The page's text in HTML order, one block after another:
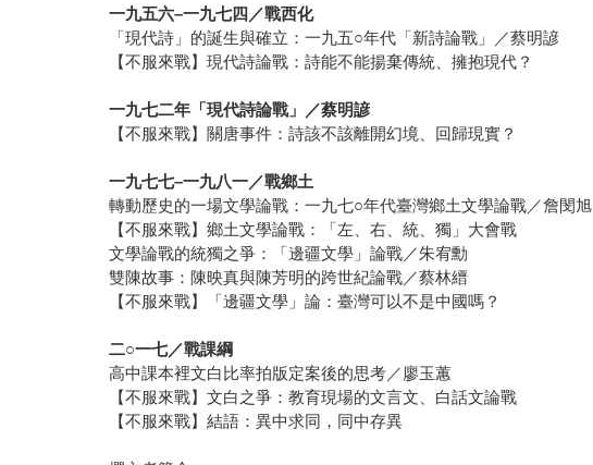
一九五六–一九七四／戰西化
「現代詩」的誕生與確立：一九五○年代「新詩論戰」／蔡明諺
【不服來戰】現代詩論戰：詩能不能揚棄傳統、擁抱現代？
一九七二年「現代詩論戰」／蔡明諺
【不服來戰】關唐事件：詩該不該離開幻境、回歸現實？
一九七七–一九八一／戰鄉土
轉動歷史的一場文學論戰：一九七○年代臺灣鄉土文學論戰／詹閔旭
【不服來戰】鄉土文學論戰：「左、右、統、獨」大會戰
文學論戰的統獨之爭：「邊疆文學」論戰／朱宥勳
雙陳故事：陳映真與陳芳明的跨世紀論戰／蔡林縉
【不服來戰】「邊疆文學」論：臺灣可以不是中國嗎？
二○一七／戰課綱
高中課本裡文白比率拍版定案後的思考／廖玉蕙
【不服來戰】文白之爭：教育現場的文言文、白話文論戰
【不服來戰】結語：異中求同，同中存異